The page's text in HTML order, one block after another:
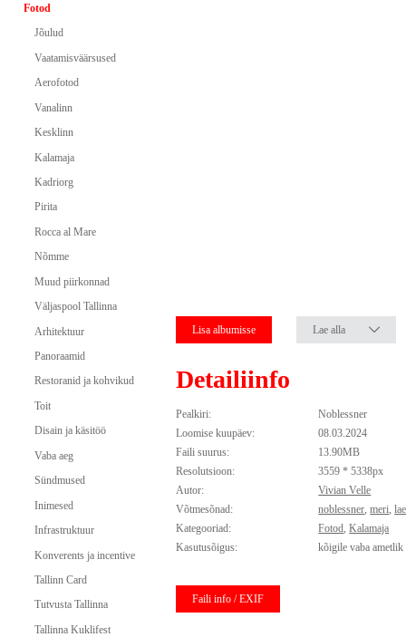
Fotod
Jõulud
Vaatamisväärsused
Aerofotod
Vanalinn
Kesklinn
Kalamaja
Kadriorg
Pirita
Rocca al Mare
Nõmme
Muud piirkonnad
Väljaspool Tallinna
Arhitektuur
Panoraamid
Restoranid ja kohvikud
Toit
Disain ja käsitöö
Vaba aeg
Sündmused
Inimesed
Infrastruktuur
Konverents ja incentive
Tallinn Card
Tutvusta Tallinna
Tallinna Kuklifest
Lisa albumisse Lae alla
Detailiinfo
Pealkiri:
Noblessner
Loomise kuupäev:
08.03.2024
Faili suurus:
13.90MB
Resolutsioon:
3559 * 5338px
Autor:
Vivian Velle
Võtmesõnad:
noblessner,meri,
Kategooriad:
Fotod,Kalamaja
Kasutusõigus:
kõigile vaba
Faili info / EXIF